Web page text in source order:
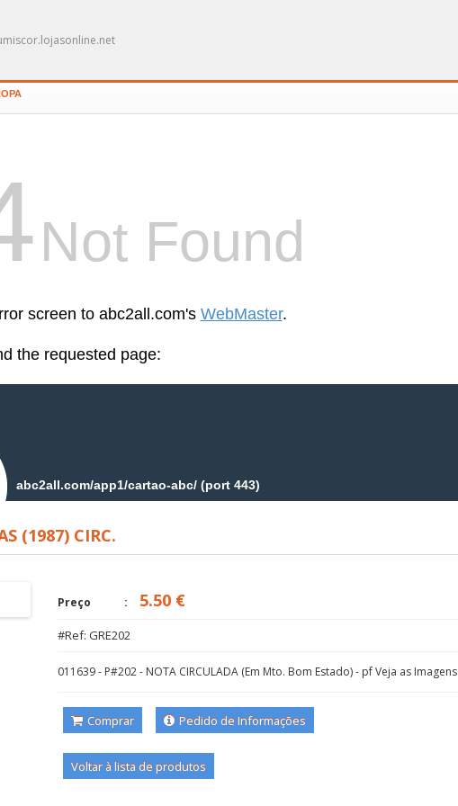
(1987) CIRC.
Preço 5.50 €
#Ref: GRE202
011639 - P#202 - NOTA CIRCULADA (Em Mto. Bom Estado) - pf Veja as Imagens
Comprar Pedido de Informações
Voltar à lista de produtos